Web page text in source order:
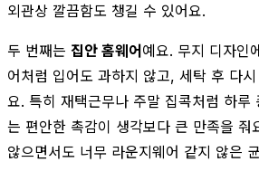
외관상 깔끔함도 챙길 수 있어요.
두 번째는 집안 홈웨어예요. 무지 디자인
어처럼 입어도 과하지 않고, 세탁 후 다
요. 특히 재택근무나 주말 집콕처럼 하루
는 편안한 촉감이 생각보다 큰 만족을 줘
않으면서도 너무 라운지웨어 같지 않은